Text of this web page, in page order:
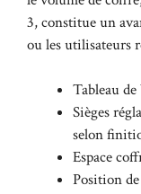
3, constitue un
ou les utilisateurs
Tableau
Sièges
selon
Espace
Position